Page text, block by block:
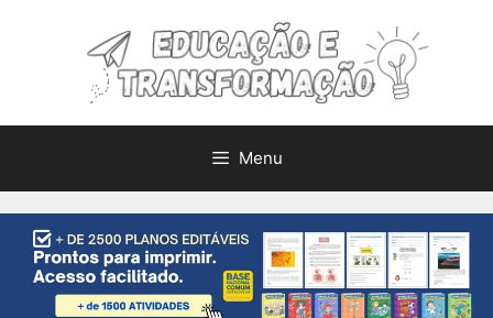
Menu